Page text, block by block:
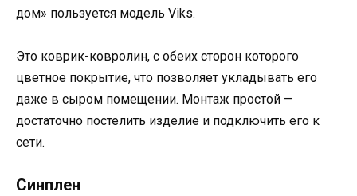
дом» пользуется модель Viks.
Это коврик-ковролин, с обеих сторон которого
цветное покрытие, что позволяет укладывать его
даже в сыром помещении. Монтаж простой —
достаточно постелить изделие и подключить его к
сети.
Синплен